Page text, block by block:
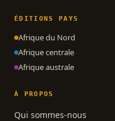
ÉDITIONS PAYS
Afrique du Nord
Afrique centrale
Afrique australe
À PROPOS
Qui sommes-nous